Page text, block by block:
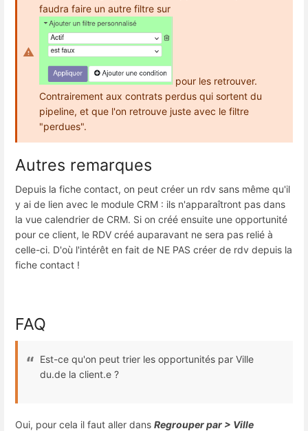
faudra faire un autre filtre sur
pour les retrouver.
Contrairement aux contrats perdus qui sortent du
pipeline, et que l'on retrouve juste avec le filtre
"perdues".
Autres remarques
Depuis la fiche contact, on peut créer un rdv sans même qu'il
y ai de lien avec le module CRM : ils n'apparaîtront pas dans
la vue calendrier de CRM. Si on créé ensuite une opportunité
pour ce client, le RDV créé auparavant ne sera pas relié à
celle-ci. D'où l'intérêt en fait de NE PAS créer de rdv depuis la
fiche contact !
FAQ
Est-ce qu'on peut trier les opportunités par Ville
du.de la client.e ?
Oui, pour cela il faut aller dans Regrouper par > Ville